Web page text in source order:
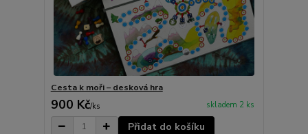
Cesta k moři – desková hra
900 Kč/ks skladem 2 ks
Přidat do košíku